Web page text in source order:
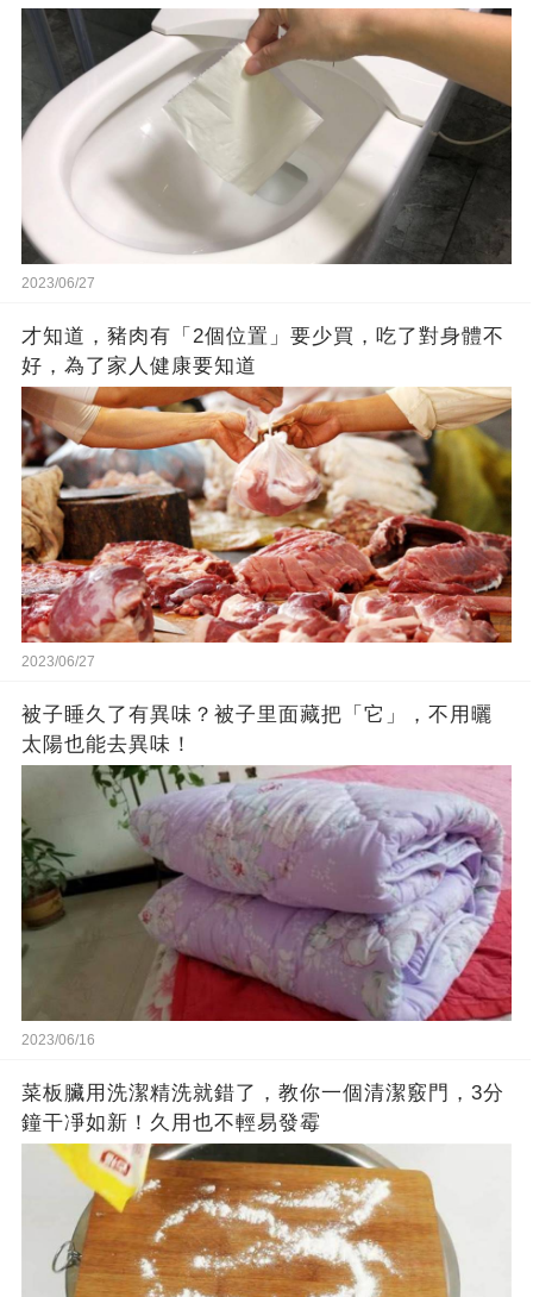
2023/06/27
才知道，豬肉有「2個位置」要少買，吃了對身體不
好，為了家人健康要知道
2023/06/27
被子睡久了有異味？被子里面藏把「它」，不用曬
太陽也能去異味！
2023/06/16
菜板臟用洗潔精洗就錯了，教你一個清潔竅門，3分
鐘干凈如新！久用也不輕易發霉